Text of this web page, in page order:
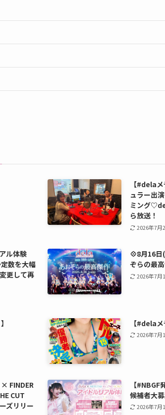
【#dela
ュラー出
ミング
ら放送！
2026年7月
ル体験
数を大幅
更して再
💠8月16
ぞらの最高
2026年7月
【#delaメ
2026年7月
FINDER
CUT
ズリリー
【
候補者大
2026年7月